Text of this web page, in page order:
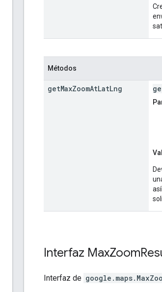
Métodos
getMaxZoomAtLatLng
Interfaz MaxZoom
Interfaz de google.maps.